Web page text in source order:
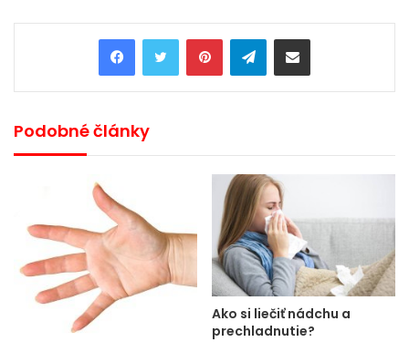
PinterestTelegramShare via Email
Podobné články
Ako si liečiť nádchu a
prechladnutie?